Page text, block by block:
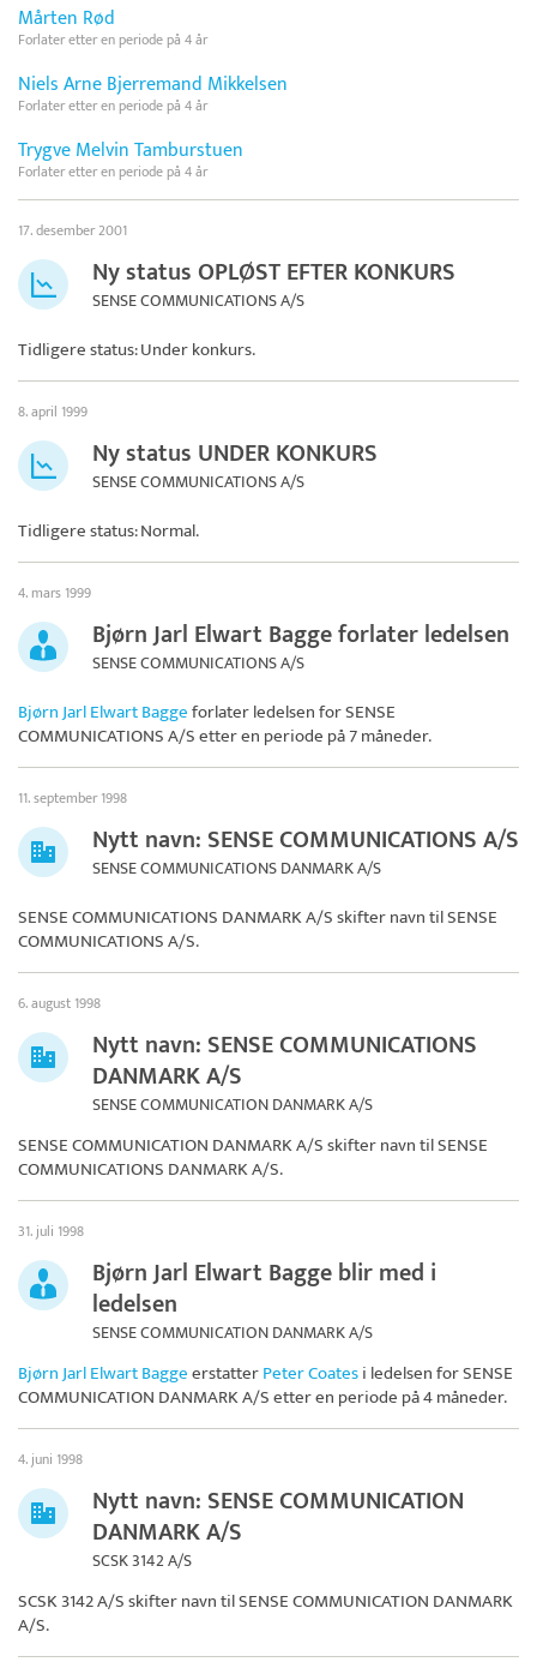
Mårten Rød
Forlater etter en periode på 4 år
Niels Arne Bjerremand Mikkelsen
Forlater etter en periode på 4 år
Trygve Melvin Tamburstuen
Forlater etter en periode på 4 år
17. desember 2001
Ny status OPLØST EFTER KONKURS
SENSE COMMUNICATIONS A/S
Tidligere status: Under konkurs.
8. april 1999
Ny status UNDER KONKURS
SENSE COMMUNICATIONS A/S
Tidligere status: Normal.
4. mars 1999
Bjørn Jarl Elwart Bagge forlater ledelsen
SENSE COMMUNICATIONS A/S
Bjørn Jarl Elwart Baggeforlater ledelsen forSENSE
COMMUNICATIONS A/Setter en periode på 7 måneder.
11. september 1998
Nytt navn: SENSE COMMUNICATIONS A/S
SENSE COMMUNICATIONS DANMARK A/S
SENSE COMMUNICATIONS DANMARK A/S skifter navn tilSENSE
COMMUNICATIONS A/S.
6. august 1998
Nytt navn: SENSE COMMUNICATIONS
DANMARK A/S
SENSE COMMUNICATION DANMARK A/S
SENSE COMMUNICATION DANMARK A/S skifter navn tilSENSE
COMMUNICATIONS DANMARK A/S.
31. juli 1998
Bjørn Jarl Elwart Bagge blir med i
ledelsen
SENSE COMMUNICATION DANMARK A/S
Bjørn Jarl Elwart BaggeerstatterPeter Coatesi ledelsen forSENSE
COMMUNICATION DANMARK A/Setter en periode på 4 måneder.
4. juni 1998
Nytt navn: SENSE COMMUNICATION
DANMARK A/S
SCSK 3142 A/S
SCSK 3142 A/S skifter navn tilSENSE COMMUNICATION DANMARK
A/S.